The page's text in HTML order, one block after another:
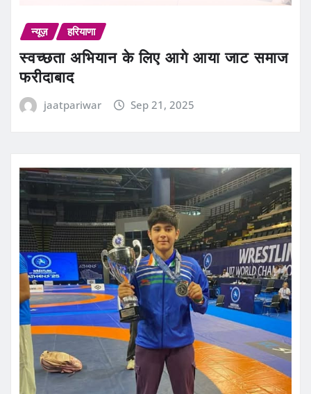
न्यूज़ हरियाणा
स्वच्छता अभियान के लिए आगे आया जाट समाज
फरीदाबाद
jaatpariwar Sep 21, 2025